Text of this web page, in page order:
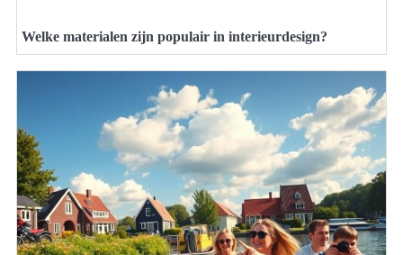
Welke materialen zijn populair in interieurdesign?